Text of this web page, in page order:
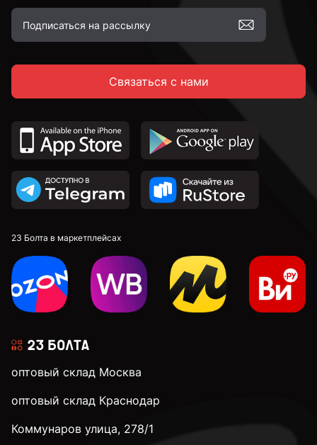
Связаться с нами
23 Болта в маркетплейсах
оптовый склад Москва
оптовый склад Краснодар
Коммунаров улица, 278/1